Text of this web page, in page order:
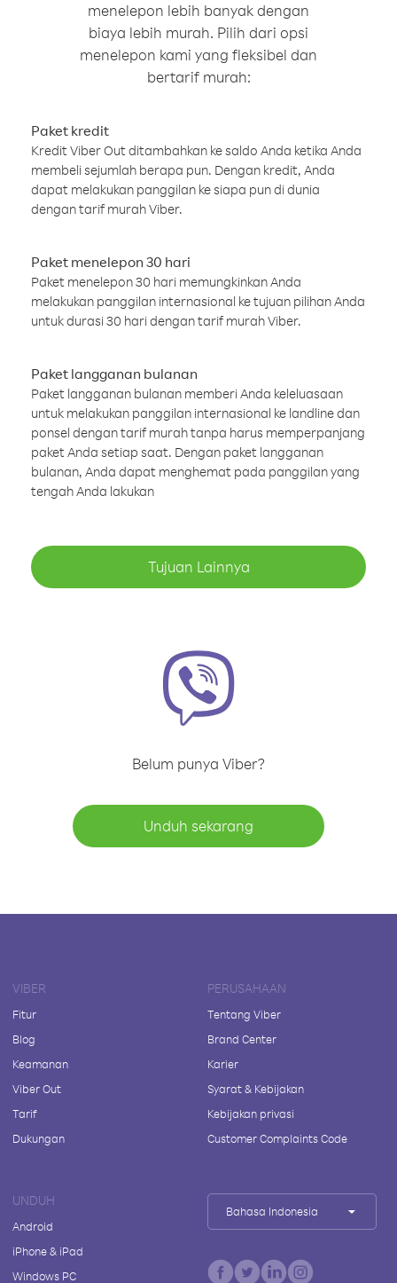
menelepon lebih banyak dengan
biaya lebih murah. Pilih dari opsi
menelepon kami yang fleksibel dan
bertarif murah:
Paket kredit
Kredit Viber Out ditambahkan ke saldo Anda ketika Anda
membeli sejumlah berapa pun. Dengan kredit, Anda
dapat melakukan panggilan ke siapa pun di dunia
dengan tarif murah Viber.
Paket menelepon 30 hari
Paket menelepon 30 hari memungkinkan Anda
melakukan panggilan internasional ke tujuan pilihan Anda
untuk durasi 30 hari dengan tarif murah Viber.
Paket langganan bulanan
Paket langganan bulanan memberi Anda keleluasaan
untuk melakukan panggilan internasional ke landline dan
ponsel dengan tarif murah tanpa harus memperpanjang
paket Anda setiap saat. Dengan paket langganan
bulanan, Anda dapat menghemat pada panggilan yang
tengah Anda lakukan
Tujuan Lainnya
Belum punya Viber?
Unduh sekarang
VIBER
Fitur
Blog
Keamanan
Viber Out
Tarif
Dukungan
PERUSAHAAN
Tentang Viber
Brand Center
Karier
Syarat & Kebijakan
Kebijakan privasi
Customer Complaints Code
UNDUH
Android
iPhone & iPad
Windows PC
Bahasa Indonesia